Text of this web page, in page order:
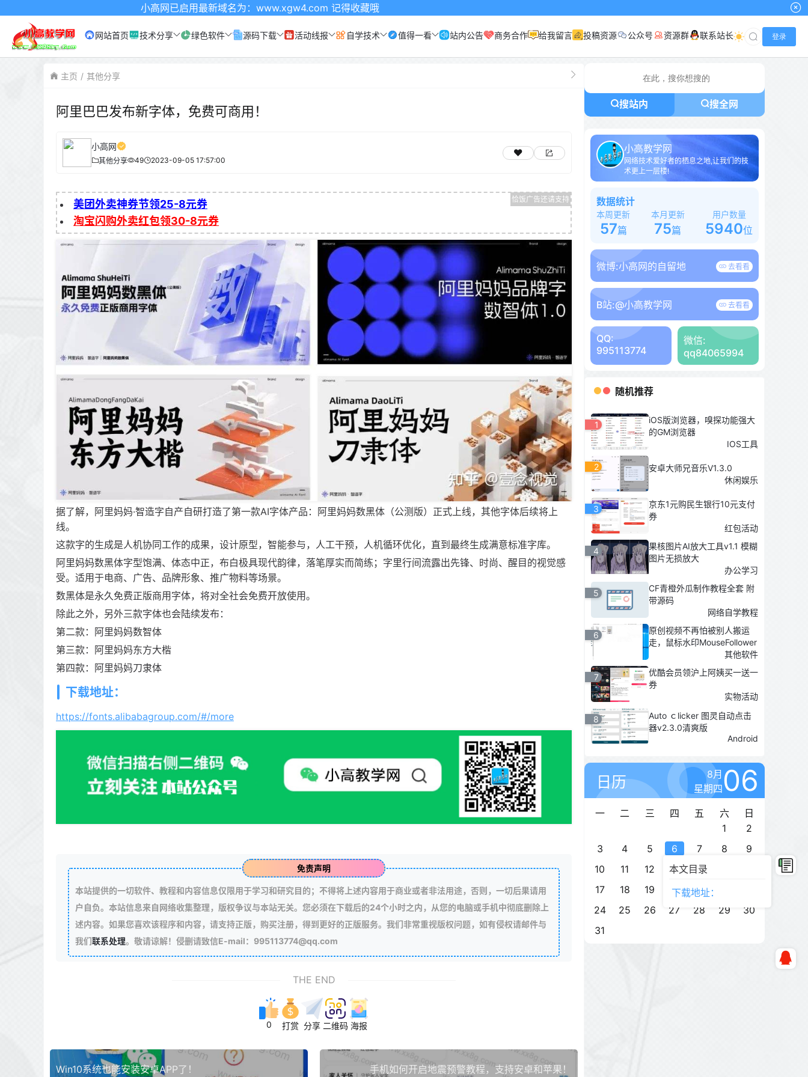
本文目录
下载地址：
小高网已启用最新域名为：www.xgw4.com 记得收藏哦
网站首页 技术分享 绿色软件 源码下载 活动线报 自学技术 值得一看 站内公告 商务合作 给我留言 投稿资源 公众号 资源群 联系站长 登录
主页 其他分享
阿里巴巴发布新字体，免费可商用！
小高网
其他分享 49 2023-09-05 17:57:00
美团外卖神券节领25-8元券
淘宝闪购外卖红包领30-8元券
据了解，阿里妈妈·智造字自产自研打造了第一款AI字体产品：阿里妈妈数黑体（公测版）正式上线，其他字体后续将上
线。
这款字的生成是人机协同工作的成果，设计原型，智能参与，人工干预，人机循环优化，直到最终生成满意标准字库。
阿里妈妈数黑体字型饱满、体态中正，布白极具现代韵律，落笔厚实而简练；字里行间流露出先锋、时尚、醒目的视觉感
受。适用于电商、广告、品牌形象、推广物料等场景。
数黑体是永久免费正版商用字体，将对全社会免费开放使用。
除此之外，另外三款字体也会陆续发布：
第二款：阿里妈妈数智体
第三款：阿里妈妈东方大楷
第四款：阿里妈妈刀隶体
下载地址：
https://fonts.alibabagroup.com/#/more
免责声明
本站提供的一切软件、教程和内容信息仅限用于学习和研究目的；不得将上述内容用于商业或者非法用途，否则，一切后果请用
户自负。本站信息来自网络收集整理，版权争议与本站无关。您必须在下载后的24个小时之内，从您的电脑或手机中彻底删除上
述内容。如果您喜欢该程序和内容，请支持正版，购买注册，得到更好的正版服务。我们非常重视版权问题，如有侵权请邮件与
我们联系处理。敬请谅解！侵删请致信E-mail：995113774@qq.com
THE END
0 打赏 分享 二维码 海报
Win10系统也能安装安卓APP了！ 手机如何开启地震预警教程，支持安卓和苹果！
搜站内 搜全网
小高教学网
网络技术爱好者的栖息之地,让我们的技
术更上一层楼!
数据统计
本周更新
57篇
本月更新
75篇
用户数量
5940位
微博:小高网的自留地 去看看
B站:@小高教学网 去看看
QQ:
995113774
微信:
qq84065994
随机推荐
1
iOS版浏览器，嗅探功能强大
的GM浏览器
IOS工具
2
安卓大师兄音乐V1.3.0
休闲娱乐
3
京东1元购民生银行10元支付
券
红包活动
4
果核图片AI放大工具v1.1 模糊
图片无损放大
办公学习
5
CF青橙外瓜制作教程全套 附
带源码
网络自学教程
6
原创视频不再怕被别人搬运
走，鼠标水印MouseFollower
其他软件
7
优酷会员领沪上阿姨买一送一
券
实物活动
8
Auto ｃlicker 图灵自动点击
器v2.3.0清爽版
Android
日历
8月
星期四06
一 二 三 四 五 六
日
1
2
3
4 5 6 7 8
9
10
11 12 13 14
17
18 19 20 21
24
25 26 27 28 29
30
31